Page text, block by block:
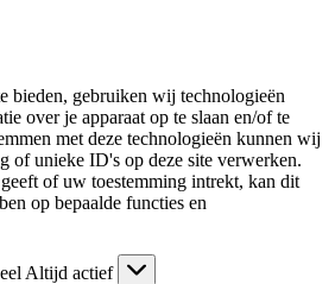
bieden, gebruiken wij technologieën
over je apparaat op te slaan en/of te
met deze technologieën kunnen wij
of unieke ID's op deze site verwerken.
of uw toestemming intrekt, kan dit
op bepaalde functies en
Altijd actief